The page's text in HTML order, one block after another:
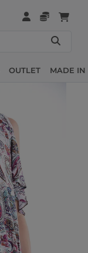
OUTLET MADE IN